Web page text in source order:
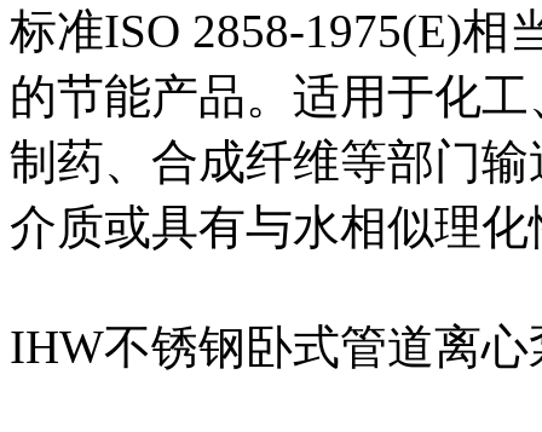
标准ISO 2858-1975(E)
的节能产品。适用于化
制药、合成纤维等部门
介质或具有与水相似理
IHW不锈钢卧式管道离